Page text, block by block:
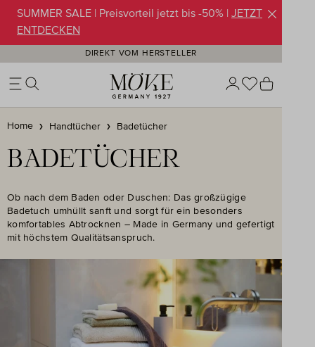
Zum Hauptinhalt springen
SUMMER SALE | Preisvorteil jetzt bis -50% | JETZT
ENTDECKEN
DIREKT VOM HERSTELLER
Du hast 0
Home Handtücher Badetücher
BADETÜCHER
Ob nach dem Baden oder Duschen: Das großzügige
Badetuch umhüllt sanft und sorgt für ein besonders
komfortables Abtrocknen – Made in Germany und gefertigt
mit höchstem Qualitätsanspruch.